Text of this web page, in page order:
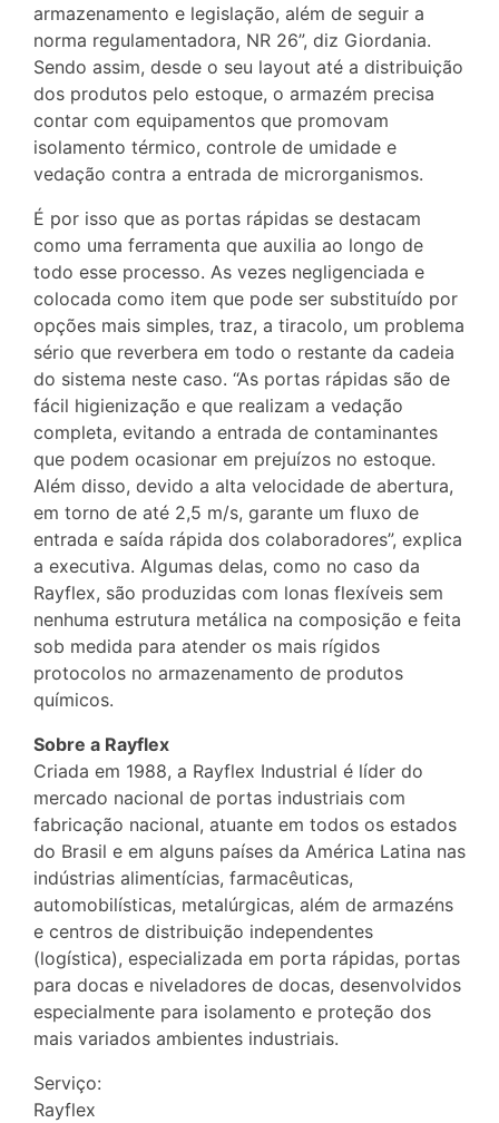
armazenamento e legislação, além de seguir a
norma regulamentadora, NR 26”, diz Giordania.
Sendo assim, desde o seu layout até a distribuição
dos produtos pelo estoque, o armazém precisa
contar com equipamentos que promovam
isolamento térmico, controle de umidade e
vedação contra a entrada de microrganismos.
É por isso que as portas rápidas se destacam
como uma ferramenta que auxilia ao longo de
todo esse processo. As vezes negligenciada e
colocada como item que pode ser substituído por
opções mais simples, traz, a tiracolo, um problema
sério que reverbera em todo o restante da cadeia
do sistema neste caso. “As portas rápidas são de
fácil higienização e que realizam a vedação
completa, evitando a entrada de contaminantes
que podem ocasionar em prejuízos no estoque.
Além disso, devido a alta velocidade de abertura,
em torno de até 2,5 m/s, garante um fluxo de
entrada e saída rápida dos colaboradores”, explica
a executiva. Algumas delas, como no caso da
Rayflex, são produzidas com lonas flexíveis sem
nenhuma estrutura metálica na composição e feita
sob medida para atender os mais rígidos
protocolos no armazenamento de produtos
químicos.
Sobre a Rayflex
Criada em 1988, a Rayflex Industrial é líder do
mercado nacional de portas industriais com
fabricação nacional, atuante em todos os estados
do Brasil e em alguns países da América Latina nas
indústrias alimentícias, farmacêuticas,
automobilísticas, metalúrgicas, além de armazéns
e centros de distribuição independentes
(logística), especializada em porta rápidas, portas
para docas e niveladores de docas, desenvolvidos
especialmente para isolamento e proteção dos
mais variados ambientes industriais.
Serviço:
Rayflex